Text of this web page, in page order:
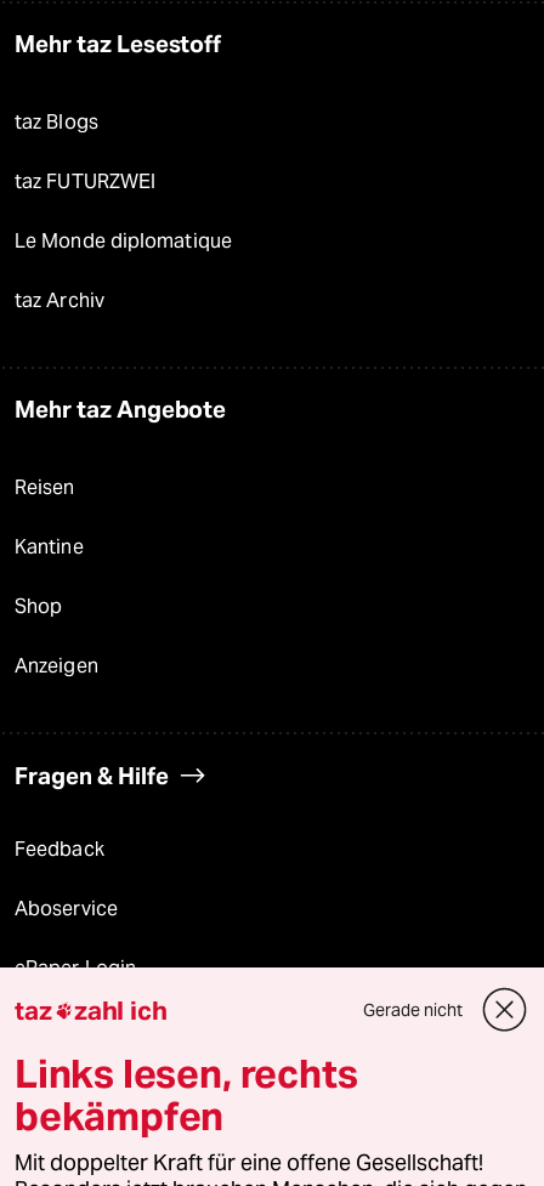
Mehr taz Lesestoff
taz Blogs
taz FUTURZWEI
Le Monde diplomatique
taz Archiv
Mehr taz Angebote
Reisen
Kantine
Shop
Anzeigen
Fragen & Hilfe
Feedback
Aboservice
ePaper Login
Downloads für Abonnierende
© 2026 taz Verlags und Vertriebs GmbH
Alle Rechte vorbehalten. Bei rechtlichen Fragen oder für Genehmigungen
wenden Sie sich bitte an
lizenzen@taz.de
taz zahl ich Gerade nicht
Links lesen, rechts
bekämpfen
Mit doppelter Kraft für eine offene Gesellschaft!